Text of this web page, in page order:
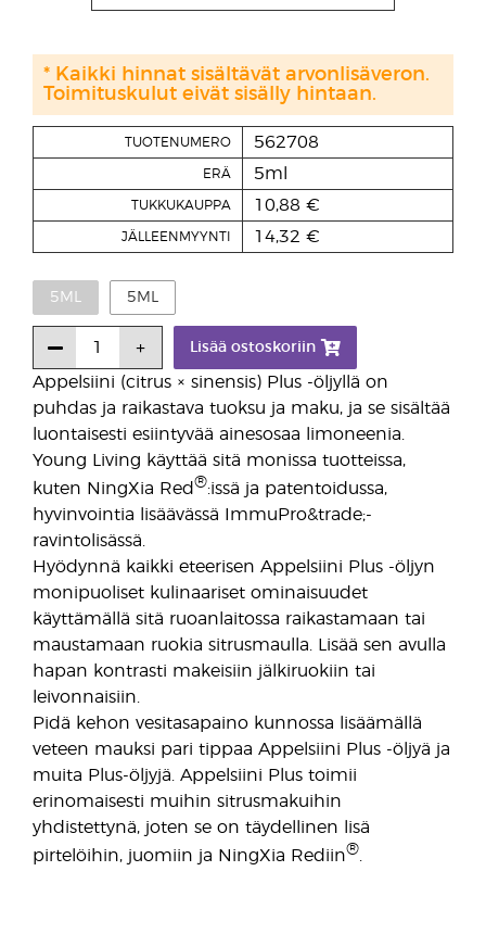
Appelsiini (citrus × sinensis) Plus -öljyllä on
puhdas ja raikastava tuoksu ja maku, ja se sisältää
luontaisesti esiintyvää ainesosaa limoneenia.
Young Living käyttää sitä monissa tuotteissa,
kuten NingXia Red®:issä ja patentoidussa,
hyvinvointia lisäävässä ImmuPro&trade;-
ravintolisässä.
Hyödynnä kaikki eteerisen Appelsiini Plus -öljyn
monipuoliset kulinaariset ominaisuudet
käyttämällä sitä ruoanlaitossa raikastamaan tai
maustamaan ruokia sitrusmaulla. Lisää sen avulla
hapan kontrasti makeisiin jälkiruokiin tai
leivonnaisiin.
Pidä kehon vesitasapaino kunnossa lisäämällä
veteen mauksi pari tippaa Appelsiini Plus -öljyä ja
muita Plus-öljyjä. Appelsiini Plus toimii
erinomaisesti muihin sitrusmakuihin
yhdistettynä, joten se on täydellinen lisä
pirtelöihin, juomiin ja NingXia Rediin®.
TUOTENUMERO 562708
ERÄ 5ml
TUKKUKAUPPA 10,88 €
JÄLLEENMYYNTI 14,32 €
5ML 5ML
Lisää ostoskoriin
* Kaikki hinnat sisältävät arvonlisäveron.
Toimituskulut eivät sisälly hintaan.